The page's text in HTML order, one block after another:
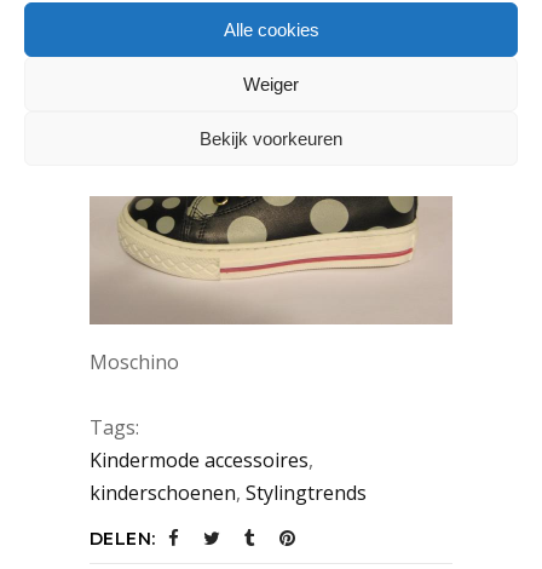
Alle cookies
Weiger
Bekijk voorkeuren
Moschino
Tags:
Kindermode accessoires,
kinderschoenen, Stylingtrends
DELEN: